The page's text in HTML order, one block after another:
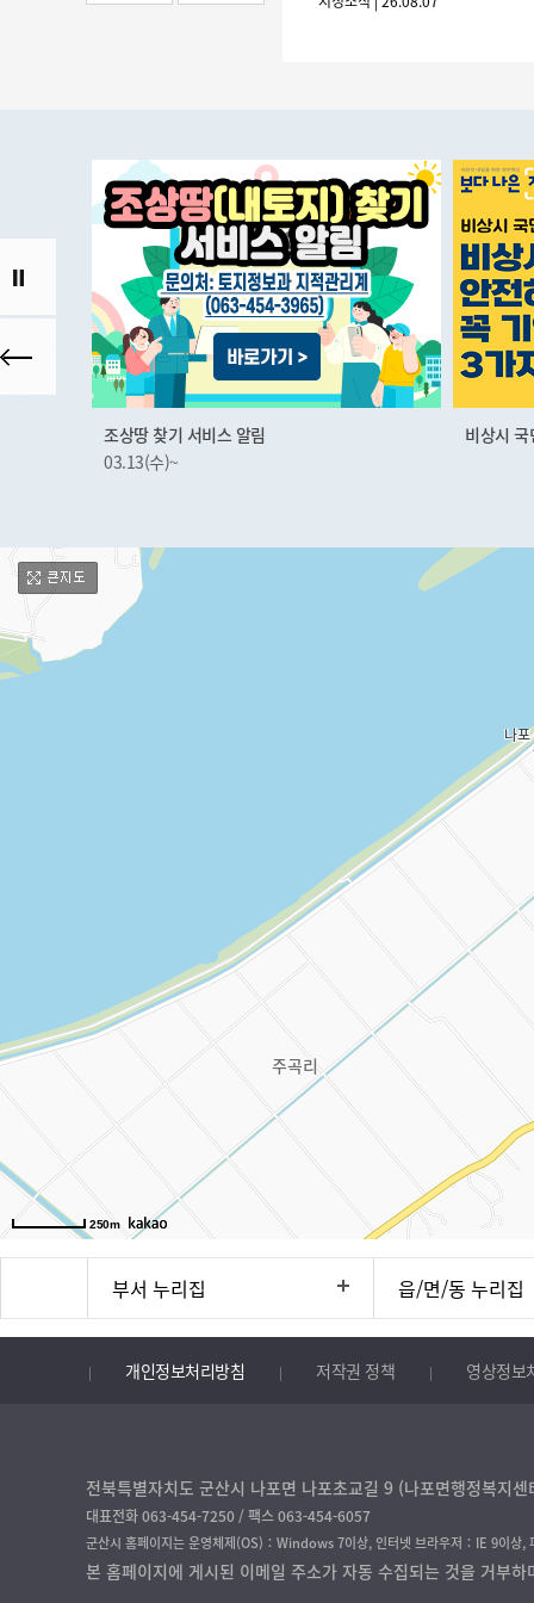
조상땅 찾기 서비스 알림
03.13(수)~
비상시
250m
부서 누리집 읍/면/동 누리집
개인정보처리방침 저작권 정책 영상정보
전북특별자치도 군산시 나포면 나포초교길 9 (나포면행정복지
대표전화 063-454-7250 / 팩스 063-454-6057
군산시 홈페이지는 운영체제(OS)：Windows 7이상, 인터넷 브라우저：IE 9이상,
본 홈페이지에 게시된 이메일 주소가 자동 수집되는 것을 거부